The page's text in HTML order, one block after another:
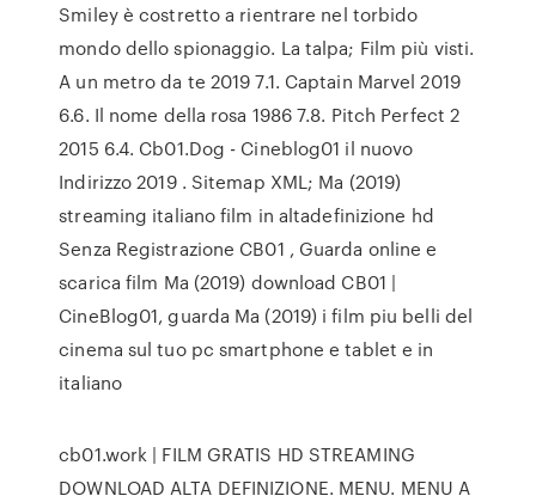
Smiley è costretto a rientrare nel torbido
mondo dello spionaggio. La talpa; Film più visti.
A un metro da te 2019 7.1. Captain Marvel 2019
6.6. Il nome della rosa 1986 7.8. Pitch Perfect 2
2015 6.4. Cb01.Dog - Cineblog01 il nuovo
Indirizzo 2019 . Sitemap XML; Ma (2019)
streaming italiano film in altadefinizione hd
Senza Registrazione CB01 , Guarda online e
scarica film Ma (2019) download CB01 |
CineBlog01, guarda Ma (2019) i film piu belli del
cinema sul tuo pc smartphone e tablet e in
italiano
cb01.work | FILM GRATIS HD STREAMING
DOWNLOAD ALTA DEFINIZIONE. MENU. MENU A